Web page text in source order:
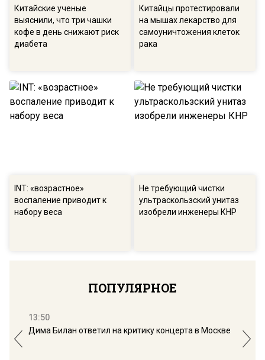
Китайские ученые
выяснили, что три чашки
кофе в день снижают риск
диабета
Китайцы протестировали
на мышах лекарство для
самоуничтожения клеток
рака
INT: «возрастное»
воспаление приводит к
набору веса
Не требующий чистки
ультраскользский унитаз
изобрели инженеры КНР
ПОПУЛЯРНОЕ
13:50
Дима Билан ответил на критику концерта в Москве